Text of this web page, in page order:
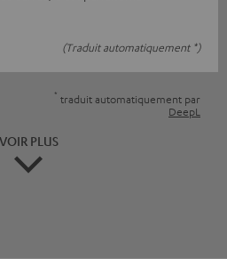
(Traduit automatiquement *)
* traduit automatiquement par
DeepL
VOIR PLUS